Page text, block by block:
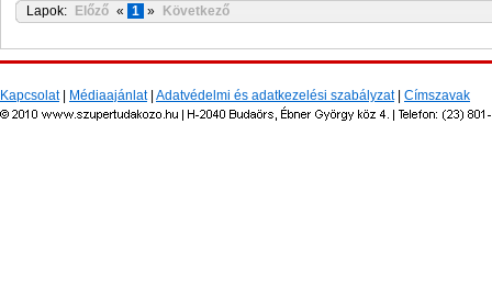
Lapok: Előző « 1 » Következő
Kapcsolat| Médiaajánlat| Adatvédelmi és adatkezelési szabályzat| Címszavak